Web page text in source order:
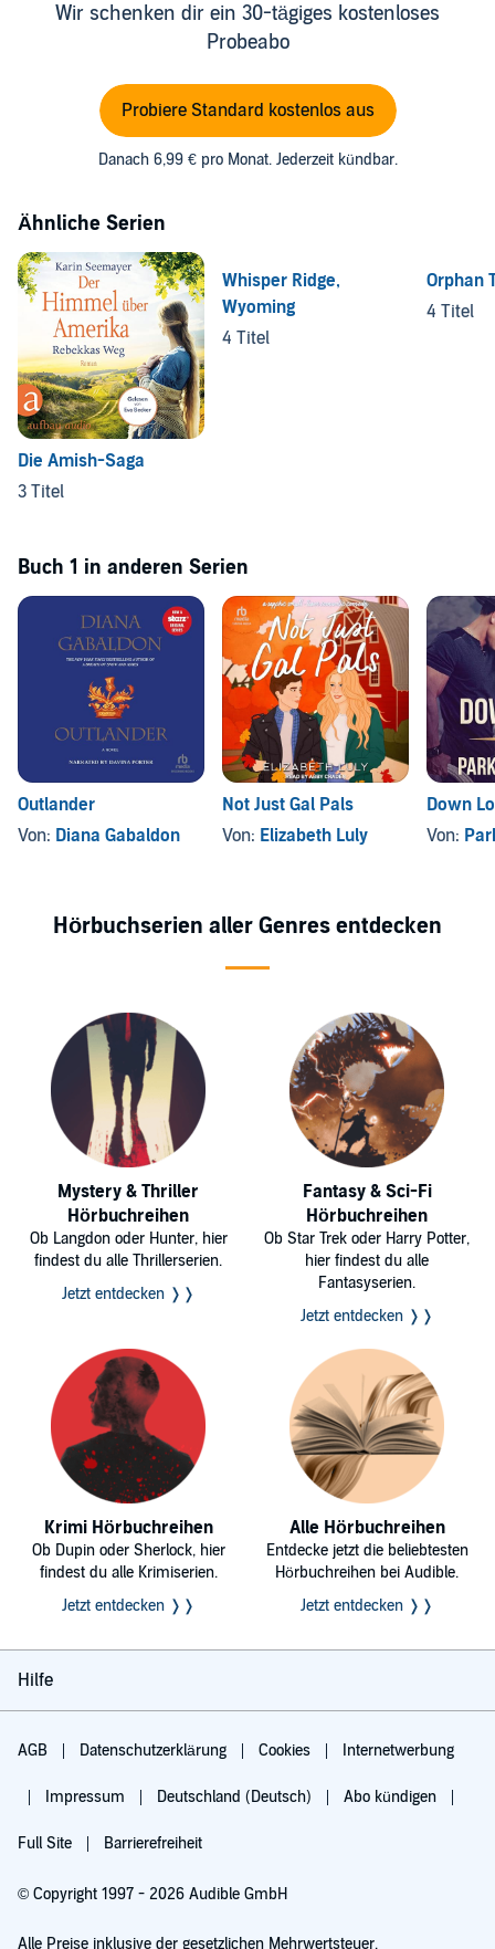
Wir schenken dir ein 30-tägiges kostenloses
Probeabo
Probiere Standard kostenlos aus
Danach 6,99 € pro Monat. Jederzeit kündbar.
Ähnliche Serien
Die Amish-Saga
3 Titel
Whisper Ridge,
Wyoming
4 Titel
Orphan
4 Titel
Buch 1 in anderen Serien
Outlander
Von: Diana Gabaldon
Not Just Gal Pals
Von: Elizabeth Luly
Down
Von:
Hörbuchserien aller Genres entdecken
Mystery & Thriller
Hörbuchreihen
Ob Langdon oder Hunter, hier
findest du alle Thrillerserien.
Jetzt entdecken ❭❭
Fantasy & Sci-Fi
Hörbuchreihen
Ob Star Trek oder Harry Potter,
hier findest du alle
Fantasyserien.
Jetzt entdecken ❭❭
Krimi Hörbuchreihen
Ob Dupin oder Sherlock, hier
findest du alle Krimiserien.
Jetzt entdecken ❭❭
Alle Hörbuchreihen
Entdecke jetzt die beliebtesten
Hörbuchreihen bei Audible.
Jetzt entdecken ❭❭
Hilfe
AGB Datenschutzerklärung Cookies Internetwerbung
Impressum Deutschland (Deutsch) Abo kündigen
Full Site Barrierefreiheit
© Copyright 1997 - 2026 Audible GmbH
Alle Preise inklusive der gesetzlichen Mehrwertsteuer.